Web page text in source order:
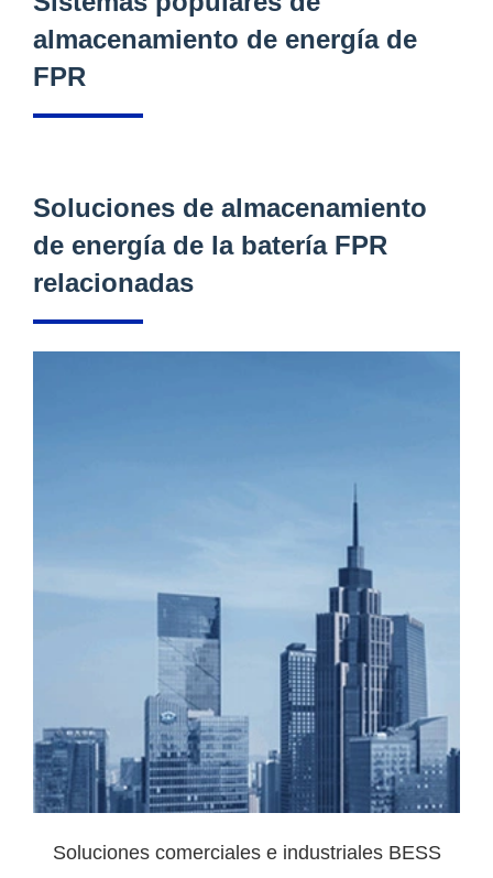
almacenamiento de energía de
FPR
Soluciones de almacenamiento
de energía de la batería FPR
relacionadas
Soluciones comerciales e industriales BESS